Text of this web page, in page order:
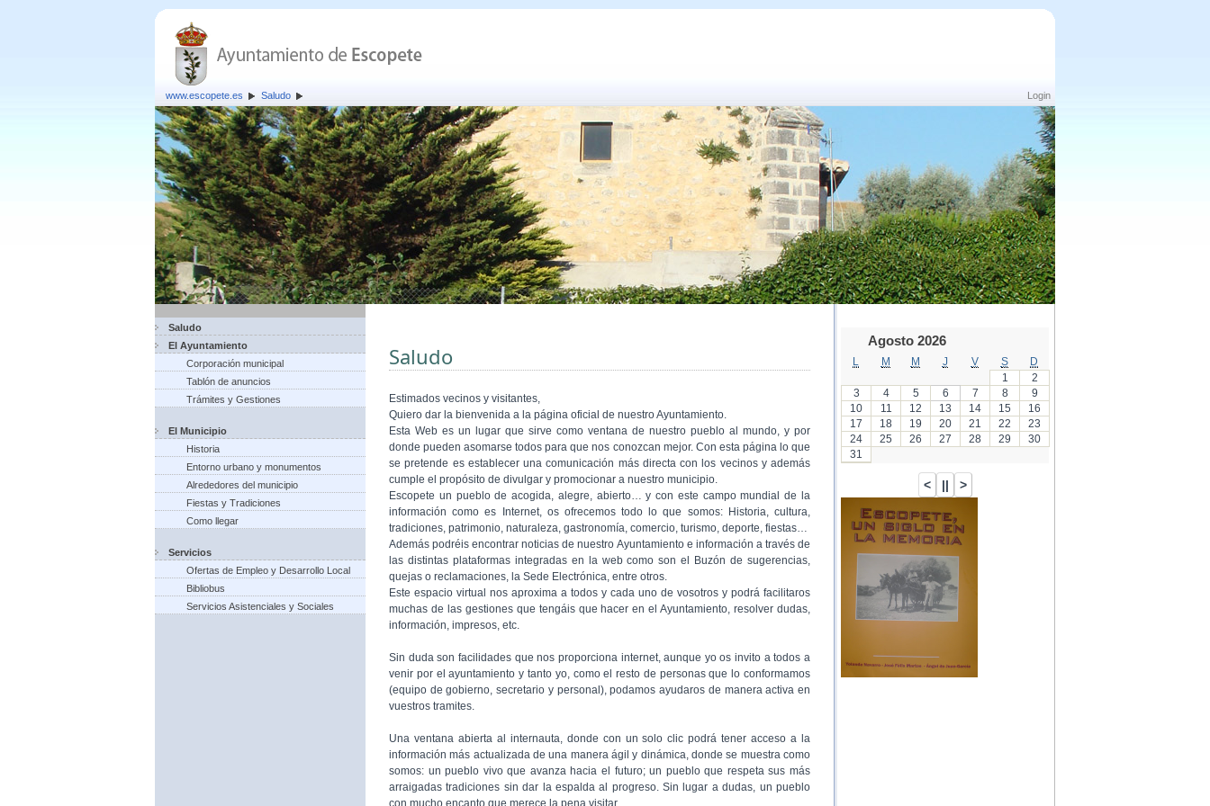
Login
www.escopete.es Saludo
Saludo
El Ayuntamiento
Corporación municipal
Tablón de anuncios
Trámites y Gestiones
El Municipio
Historia
Entorno urbano y monumentos
Alrededores del municipio
Fiestas y Tradiciones
Como llegar
Servicios
Ofertas de Empleo y Desarrollo Local
Bibliobus
Servicios Asistenciales y Sociales
Saludo
Estimados vecinos y visitantes,
Quiero dar la bienvenida a la página oficial de nuestro Ayuntamiento.
Esta Web es un lugar que sirve como ventana de nuestro pueblo al mundo, y por
donde pueden asomarse todos para que nos conozcan mejor. Con esta página lo que
se pretende es establecer una comunicación más directa con los vecinos y además
cumple el propósito de divulgar y promocionar a nuestro municipio.
Escopete un pueblo de acogida, alegre, abierto… y con este campo mundial de la
información como es Internet, os ofrecemos todo lo que somos: Historia, cultura,
tradiciones, patrimonio, naturaleza, gastronomía, comercio, turismo, deporte, fiestas…
Además podréis encontrar noticias de nuestro Ayuntamiento e información a través de
las distintas plataformas integradas en la web como son el Buzón de sugerencias,
quejas o reclamaciones, la Sede Electrónica, entre otros.
Este espacio virtual nos aproxima a todos y cada uno de vosotros y podrá facilitaros
muchas de las gestiones que tengáis que hacer en el Ayuntamiento, resolver dudas,
información, impresos, etc.
Sin duda son facilidades que nos proporciona internet, aunque yo os invito a todos a
venir por el ayuntamiento y tanto yo, como el resto de personas que lo conformamos
(equipo de gobierno, secretario y personal), podamos ayudaros de manera activa en
vuestros tramites.
Una ventana abierta al internauta, donde con un solo clic podrá tener acceso a la
información más actualizada de una manera ágil y dinámica, donde se muestra como
somos: un pueblo vivo que avanza hacia el futuro; un pueblo que respeta sus más
arraigadas tradiciones sin dar la espalda al progreso. Sin lugar a dudas, un pueblo
con mucho encanto que merece la pena visitar.
Agosto 2026
M M J V S
D
1
2
3
4 5 6 7 8
9
10
11 12 13 14 15
16
17
18 19 20 21 22
23
24
25 26 27 28 29
30
31